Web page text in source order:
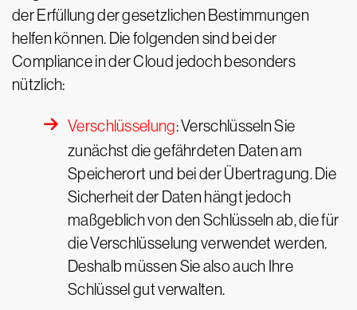
der Erfüllung der gesetzlichen Bestimmungen
helfen können. Die folgenden sind bei der
Compliance in der Cloud jedoch besonders
nützlich:
Verschlüsselung: Verschlüsseln Sie
zunächst die gefährdeten Daten am
Speicherort und bei der Übertragung. Die
Sicherheit der Daten hängt jedoch
maßgeblich von den Schlüsseln ab, die für
die Verschlüsselung verwendet werden.
Deshalb müssen Sie also auch Ihre
Schlüssel gut verwalten.